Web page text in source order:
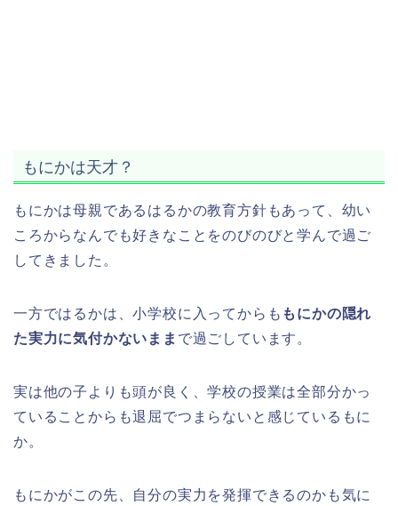
もにかは天才？
もにかは母親であるはるかの教育方針もあって、幼い
ころからなんでも好きなことをのびのびと学んで過ご
してきました。
一方ではるかは、小学校に入ってからも もにかの隠れ
た実力に気付かないまま で過ごしています。
実は他の子よりも頭が良く、学校の授業は全部分かっ
ていることからも退屈でつまらないと感じているもに
か。
もにかがこの先、自分の実力を発揮できるのかも気に